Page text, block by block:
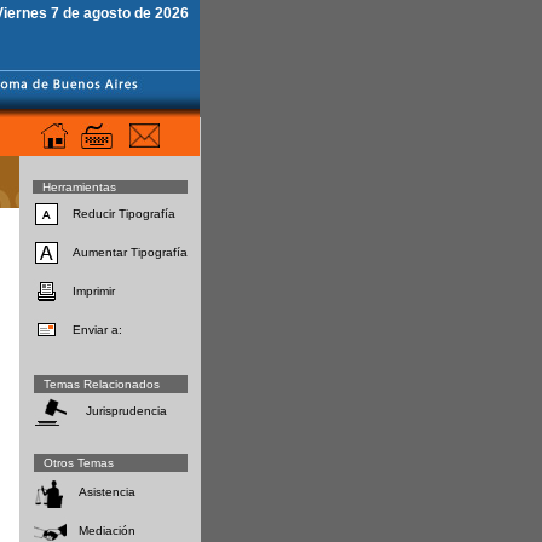
7 de agosto de 2026
Herramientas
Reducir Tipografía
Aumentar Tipografía
Imprimir
Enviar a:
Temas Relacionados
Jurisprudencia
Otros Temas
Asistencia
Mediación